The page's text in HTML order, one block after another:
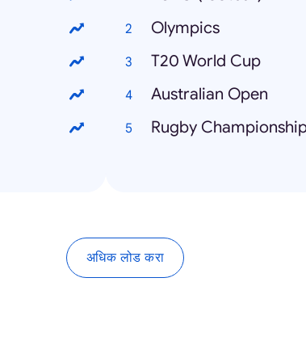
Olympics
T20 World Cup
Australian Open
Rugby
अधिक लोड करा